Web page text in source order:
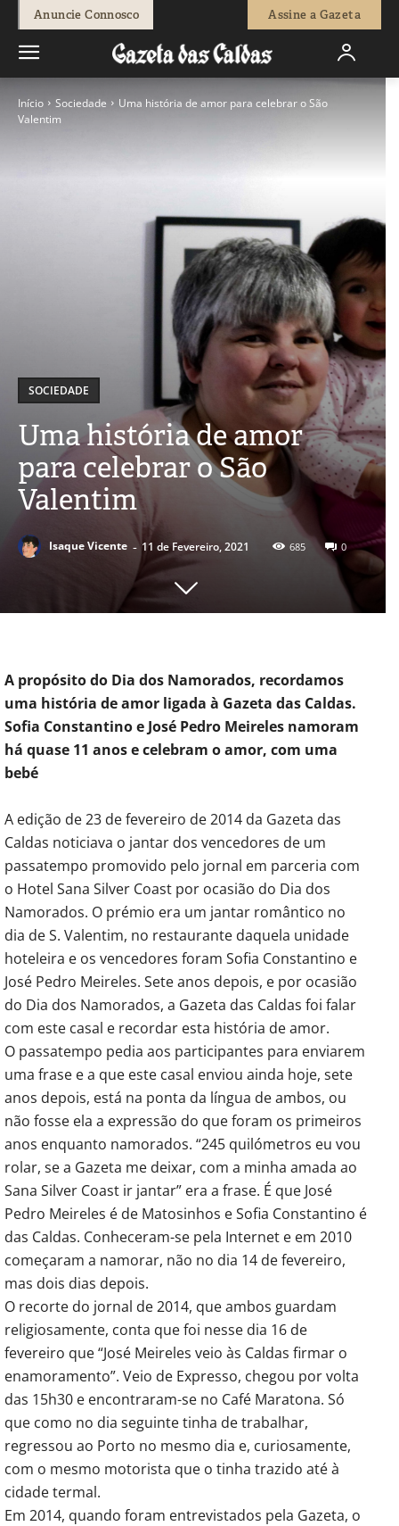
Anuncie Connosco Assine a Gazeta
Início Sociedade
Uma história de amor para celebrar o São
Valentim
SOCIEDADE
Uma história de amor
para celebrar o São
Valentim
Isaque Vicente - 11 de Fevereiro, 2021 685 0
A propósito do Dia dos Namorados, recordamos
uma história de amor ligada à Gazeta das Caldas.
Sofia Constantino e José Pedro Meireles namoram
há quase 11 anos e celebram o amor, com uma
bebé
A edição de 23 de fevereiro de 2014 da Gazeta das
Caldas noticiava o jantar dos vencedores de um
passatempo promovido pelo jornal em parceria com
o Hotel Sana Silver Coast por ocasião do Dia dos
Namorados. O prémio era um jantar romântico no
dia de S. Valentim, no restaurante daquela unidade
hoteleira e os vencedores foram Sofia Constantino e
José Pedro Meireles. Sete anos depois, e por ocasião
do Dia dos Namorados, a Gazeta das Caldas foi falar
com este casal e recordar esta história de amor.
O passatempo pedia aos participantes para enviarem
uma frase e a que este casal enviou ainda hoje, sete
anos depois, está na ponta da língua de ambos, ou
não fosse ela a expressão do que foram os primeiros
anos enquanto namorados. “245 quilómetros eu vou
rolar, se a Gazeta me deixar, com a minha amada ao
Sana Silver Coast ir jantar” era a frase. É que José
Pedro Meireles é de Matosinhos e Sofia Constantino é
das Caldas. Conheceram-se pela Internet e em 2010
começaram a namorar, não no dia 14 de fevereiro,
mas dois dias depois.
O recorte do jornal de 2014, que ambos guardam
religiosamente, conta que foi nesse dia 16 de
fevereiro que “José Meireles veio às Caldas firmar o
enamoramento”. Veio de Expresso, chegou por volta
das 15h30 e encontraram-se no Café Maratona. Só
que como no dia seguinte tinha de trabalhar,
regressou ao Porto no mesmo dia e, curiosamente,
com o mesmo motorista que o tinha trazido até à
cidade termal.
Em 2014, quando foram entrevistados pela Gazeta, o